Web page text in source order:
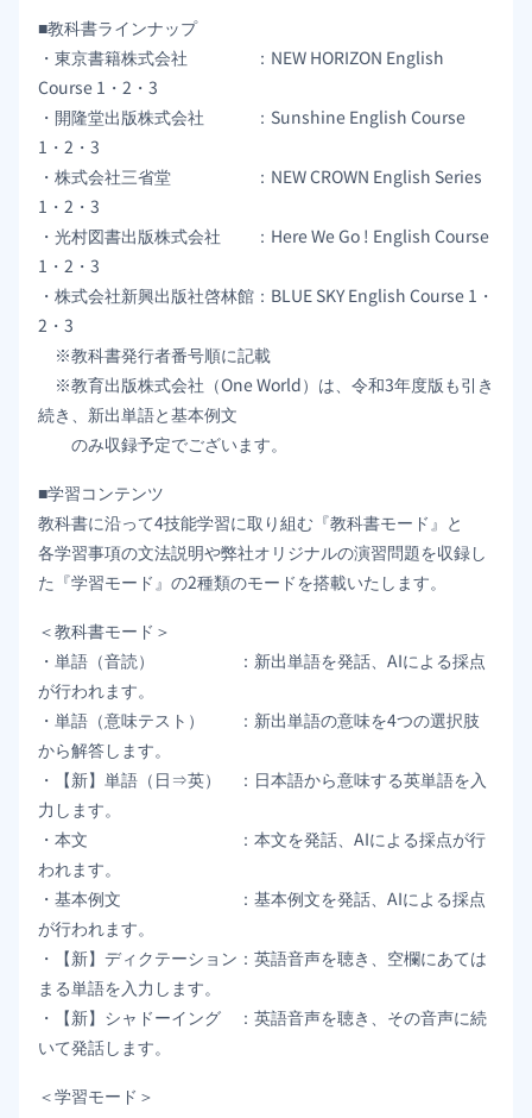
■教科書ラインナップ
・東京書籍株式会社 ：NEW HORIZON English
Course 1・2・3
・開隆堂出版株式会社 ：Sunshine English Course
1・2・3
・株式会社三省堂 ：NEW CROWN English Series
1・2・3
・光村図書出版株式会社 ：Here We Go ! English Course
1・2・3
・株式会社新興出版社啓林館：BLUE SKY English Course 1・
2・3
※教科書発行者番号順に記載
※教育出版株式会社（One World）は、令和3年度版も引き
続き、新出単語と基本例文
のみ収録予定でございます。
■学習コンテンツ
教科書に沿って4技能学習に取り組む『教科書モード』と
各学習事項の文法説明や弊社オリジナルの演習問題を収録し
た『学習モード』の2種類のモードを搭載いたします。
＜教科書モード＞
・単語（音読） ：新出単語を発話、AIによる採点
が行われます。
・単語（意味テスト） ：新出単語の意味を4つの選択肢
から解答します。
・【新】単語（日⇒英） ：日本語から意味する英単語を入
力します。
・本文 ：本文を発話、AIによる採点が行
われます。
・基本例文 ：基本例文を発話、AIによる採点
が行われます。
・【新】ディクテーション：英語音声を聴き、空欄にあては
まる単語を入力します。
・【新】シャドーイング ：英語音声を聴き、その音声に続
いて発話します。
＜学習モード＞